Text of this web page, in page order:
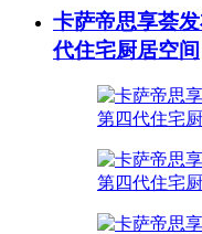
卡萨帝思享荟
代住宅厨居空间